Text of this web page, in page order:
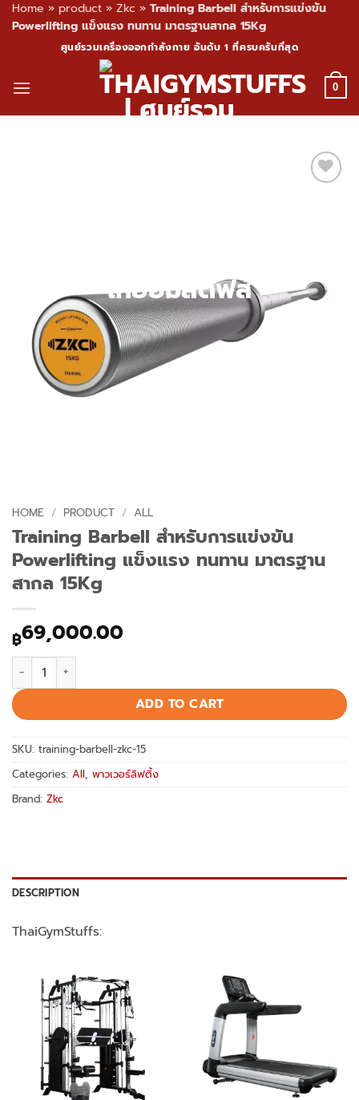
Home » product » Zkc » Training Barbell สำหรับการแข่งขัน
Powerlifting แข็งแรง ทนทาน มาตรฐานสากล 15Kg
content
ศูนย์รวมเครื่องออกกำลังกาย อันดับ 1 ที่ครบครันที่สุด
0
HOME / PRODUCT / ALL
Training Barbell สำหรับการแข่งขัน
Powerlifting แข็งแรง ทนทาน มาตรฐาน
สากล 15Kg
฿69,000.00
Training Barbell สำหรับการแข่งขัน Powerlifting แข็งแรง ทนทาน
ADD TO CART
SKU: training-barbell-zkc-15
Categories: All, พาวเวอร์ลิฟติ้ง
Brand: Zkc
DESCRIPTION
ThaiGymStuffs: